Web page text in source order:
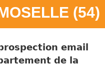
(54)
email
de la